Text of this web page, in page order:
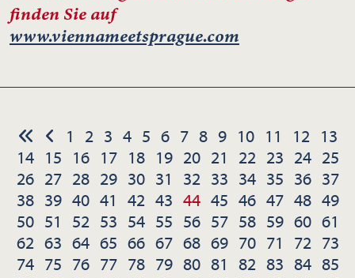
finden Sie auf
www.viennameetsprague.com
1 2 3 4 5 6 7 8 9 10 11 12 13
14 15 16 17 18 19 20 21 22 23 24 25
26 27 28 29 30 31 32 33 34 35 36 37
38 39 40 41 42 43 44 45 46 47 48 49
50 51 52 53 54 55 56 57 58 59 60 61
62 63 64 65 66 67 68 69 70 71 72 73
74 75 76 77 78 79 80 81 82 83 84 85